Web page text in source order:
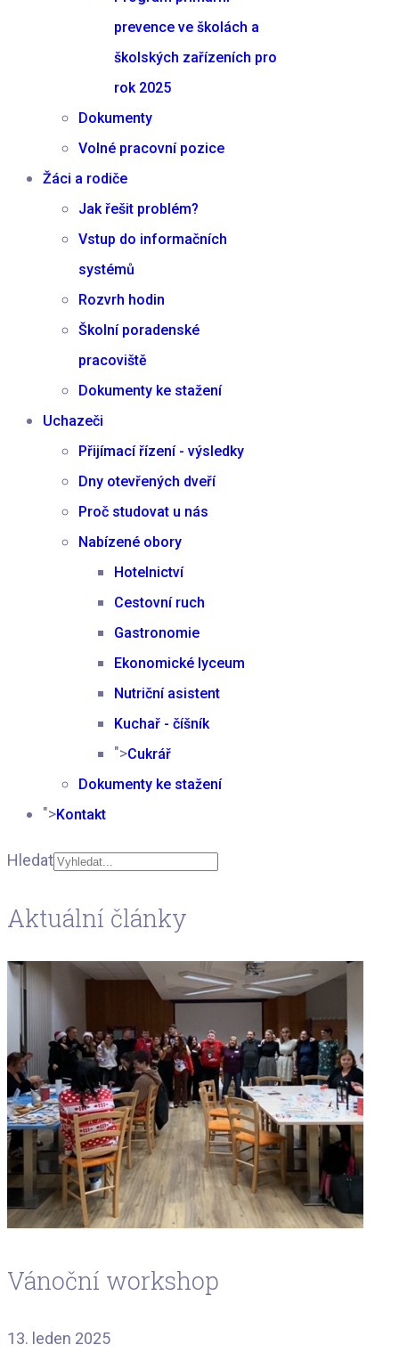
prevence ve školách a
školských zařízeních pro
rok 2025
Dokumenty
Volné pracovní pozice
Žáci a rodiče
Jak řešit problém?
Vstup do informačních
systémů
Rozvrh hodin
Školní poradenské
pracoviště
Dokumenty ke stažení
Uchazeči
Přijímací řízení - výsledky
Dny otevřených dveří
Proč studovat u nás
Nabízené obory
Hotelnictví
Cestovní ruch
Gastronomie
Ekonomické lyceum
Nutriční asistent
Kuchař - číšník
">Cukrář
Dokumenty ke stažení
">Kontakt
Hledat
characters for results.
Aktuální články
Vánoční workshop
13. leden 2025